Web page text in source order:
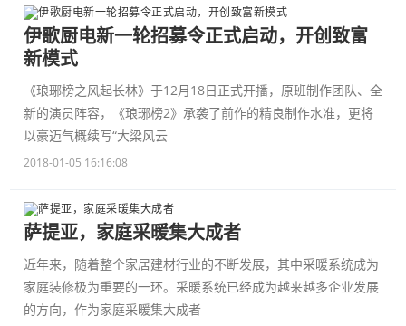
伊歌厨电新一轮招募令正式启动，开创致富
新模式
《琅琊榜之风起长林》于12月18日正式开播，原班制作团队、全
新的演员阵容，《琅琊榜2》承袭了前作的精良制作水准，更将
以豪迈气概续写“大梁风云
2018-01-05 16:16:08
萨提亚，家庭采暖集大成者
近年来，随着整个家居建材行业的不断发展，其中采暖系统成为
家庭装修极为重要的一环。采暖系统已经成为越来越多企业发展
的方向，作为家庭采暖集大成者